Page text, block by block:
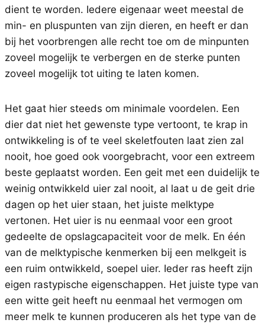
dient te worden. Iedere eigenaar weet meestal de
min- en pluspunten van zijn dieren, en heeft er dan
bij het voorbrengen alle recht toe om de minpunten
zoveel mogelijk te verbergen en de sterke punten
zoveel mogelijk tot uiting te laten komen.
Het gaat hier steeds om minimale voordelen. Een
dier dat niet het gewenste type vertoont, te krap in
ontwikkeling is of te veel skeletfouten laat zien zal
nooit, hoe goed ook voorgebracht, voor een extreem
beste geplaatst worden. Een geit met een duidelijk te
weinig ontwikkeld uier zal nooit, al laat u de geit drie
dagen op het uier staan, het juiste melktype
vertonen. Het uier is nu eenmaal voor een groot
gedeelte de opslagcapaciteit voor de melk. En één
van de melktypische kenmerken bij een melkgeit is
een ruim ontwikkeld, soepel uier. Ieder ras heeft zijn
eigen rastypische eigenschappen. Het juiste type van
een witte geit heeft nu eenmaal het vermogen om
meer melk te kunnen produceren als het type van de